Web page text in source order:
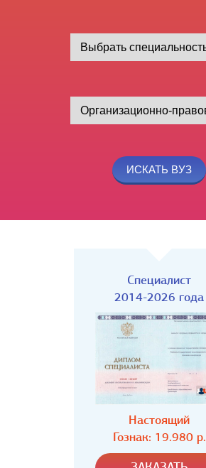
Специалист
2014-2026 года
Настоящий
Гознак: 19.980 р.